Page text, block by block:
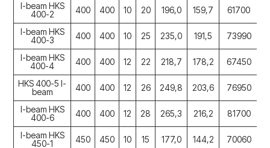
I-beam HKS
400-2
400 400 10 20 196,0 159,7 61700
I-beam HKS
400-3
400 400 10 25 235,0 191,5 73990
I-beam HKS
400-4
400 400 12 22 218,7 178,2 67450
HKS 400-5 I-
beam
400 400 12 26 249,8 203,6 76950
I-beam HKS
400-6
400 400 12 28 265,3 216,2 81700
I-beam HKS
450-1
450 450 10 15 177,0 144,2 70060